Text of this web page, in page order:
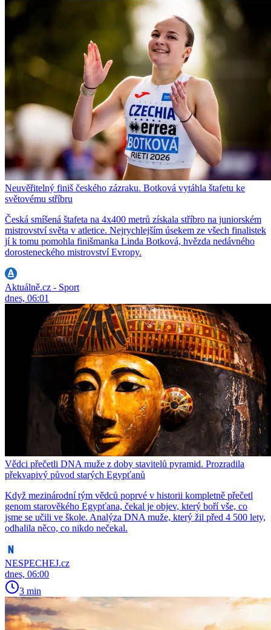
Neuvěřitelný finiš českého zázraku. Botková vytáhla štafetu ke
světovému stříbru
Česká smíšená štafeta na 4x400 metrů získala stříbro na juniorském
mistrovství světa v atletice. Nejrychlejším úsekem ze všech finalistek
jí k tomu pomohla finišmanka Linda Botková, hvězda nedávného
dorosteneckého mistrovství Evropy.
Aktuálně.cz - Sport
dnes, 06:01
Vědci přečetli DNA muže z doby stavitelů pyramid. Prozradila
překvapivý původ starých Egypťanů
Když mezinárodní tým vědců poprvé v historii kompletně přečetl
genom starověkého Egypťana, čekal je objev, který boří vše, co
jsme se učili ve škole. Analýza DNA muže, který žil před 4 500 lety,
odhalila něco, co nikdo nečekal.
NESPECHEJ.cz
dnes, 06:00
3 min